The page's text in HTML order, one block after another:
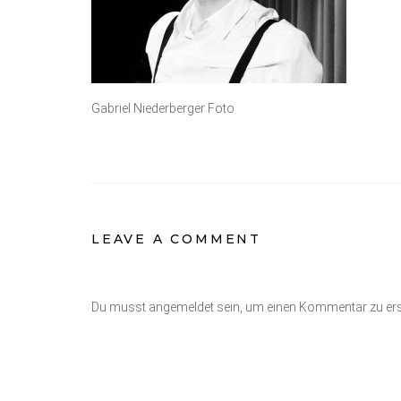
Gabriel Niederberger Foto
LEAVE A COMMENT
Du musst angemeldet sein, um einen Kommentar zu